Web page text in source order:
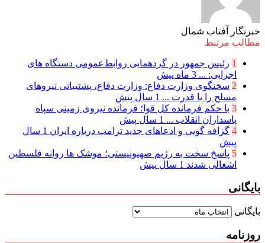
خبرنگار آفتاب شمال
مطالب مرتبط
1 رئیس جمهور در گردهمایی روابط‌عمومی دستگاه های
اجرایی: ... 3 ماه پیش
2 سخنگوی وزارت دفاع: وزارت دفاع، پشتیبانی نیرو‌های
مسلح را با قدرت ... 1 سال پیش
3 با حکم فرمانده کل قوا؛ فرمانده نیروی زمینی سپاه
پاسداران انقلاب ... 1 سال پیش
4 گزافه گویی و ادعا‌های جدید ترامپ درباره ایران
1 سال
پیش
5 پاسخ سخت به رژیم صهیونیستی؛ موشک ها روانه فلسطین
اشغالی شدند 1 سال پیش
بایگانی
بایگانی
روزنامه